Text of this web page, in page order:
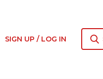
SIGN UP / LOG IN